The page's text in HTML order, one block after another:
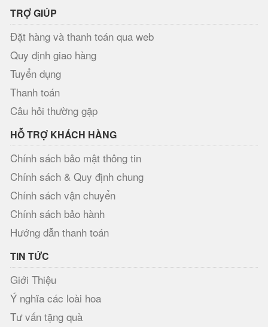
TRỢ GIÚP
Đặt hàng và thanh toán qua web
Quy định giao hàng
Tuyển dụng
Thanh toán
Câu hỏi thường gặp
HỖ TRỢ KHÁCH HÀNG
Chính sách bảo mật thông tin
Chính sách & Quy định chung
Chính sách vận chuyển
Chính sách bảo hành
Hướng dẫn thanh toán
TIN TỨC
Giới Thiệu
Ý nghĩa các loài hoa
Tư vấn tặng quà